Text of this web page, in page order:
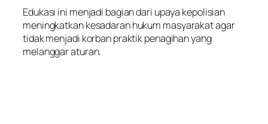
Edukasi ini menjadi bagian dari upaya kepolisian
meningkatkan kesadaran hukum masyarakat agar
tidak menjadi korban praktik penagihan yang
melanggar aturan.